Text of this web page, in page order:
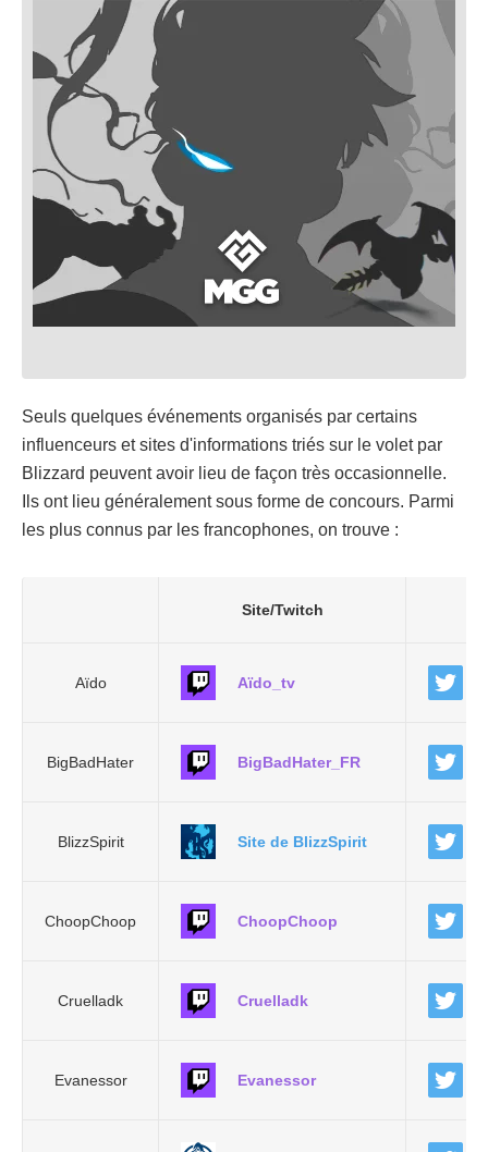
Seuls quelques événements organisés par certains
influenceurs et sites d'informations triés sur le volet par
Blizzard peuvent avoir lieu de façon très occasionnelle.
Ils ont lieu généralement sous forme de concours. Parmi
les plus connus par les francophones, on trouve :
Site/Twitch
Aïdo Aïdo_tv
BigBadHater BigBadHater_FR
BlizzSpirit Site de BlizzSpirit
ChoopChoop ChoopChoop
Cruelladk Cruelladk
Evanessor Evanessor